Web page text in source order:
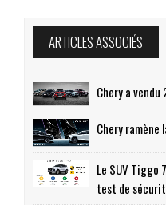
ARTICLES ASSOCIÉS
Chery a
Chery ramène
Le SUV Tiggo
test de